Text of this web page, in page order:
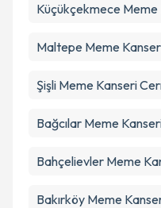
Küçükçekmece Meme
Maltepe Meme
Şişli Meme Kanseri
Bağcılar Meme
Bahçelievler Meme
Bakırköy Meme